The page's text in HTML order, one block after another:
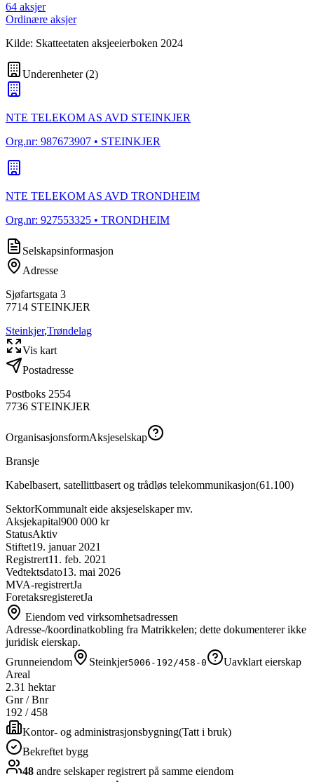
64 aksjer
Ordinære aksjer
Kilde: Skatteetaten aksjeeierboken 2024
Underenheter(2)
NTE TELEKOM AS AVD STEINKJER
Org.nr: 987673907 • STEINKJER
NTE TELEKOM AS AVD TRONDHEIM
Org.nr: 927553325 • TRONDHEIM
Selskapsinformasjon
Adresse
Sjøfartsgata 3
7714 STEINKJER
Steinkjer,Trøndelag
Vis kart
Postadresse
Postboks 2554
7736 STEINKJER
OrganisasjonsformAksjeselskap
Bransje
Kabelbasert, satellittbasert og trådløs telekommunikasjon(61.100)
SektorKommunalt eide aksjeselskaper mv.
Aksjekapital900 000 kr
StatusAktiv
Stiftet19. januar 2021
Registrert11. feb. 2021
Vedtektsdato13. mai 2026
MVA-registrertJa
ForetaksregisteretJa
Eiendom ved virksomhetsadressen
Adresse-/koordinatkobling fra Matrikkelen; dette dokumenterer ikke
juridisk eierskap.
Grunneiendom
Steinkjer5006-192/458-0
Uavklart eierskap
Areal
2.31 hektar
Gnr / Bnr
192 /458
Kontor- og administrasjonsbygning(Tatt i bruk)
Bekreftet bygg
48 andre selskaperregistrert på samme eiendom